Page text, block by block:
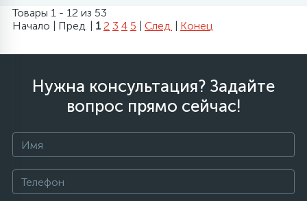
Товары 1 - 12 из 53
Начало | Пред. | 1 2 3 4 5 | След. | Конец
Нужна консультация? Задайте
вопрос прямо сейчас!